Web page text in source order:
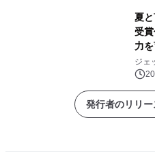
夏と
受
力
ジェ
発行者のリリ